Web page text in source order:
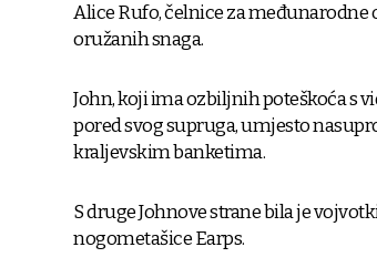
Alice Rufo, čelnice za
oružanih snaga.
John, koji ima ozbiljnih poteškoća s
pored svog supruga, umjesto
kraljevskim banketima.
S druge Johnove strane bila je
nogometašice Earps.